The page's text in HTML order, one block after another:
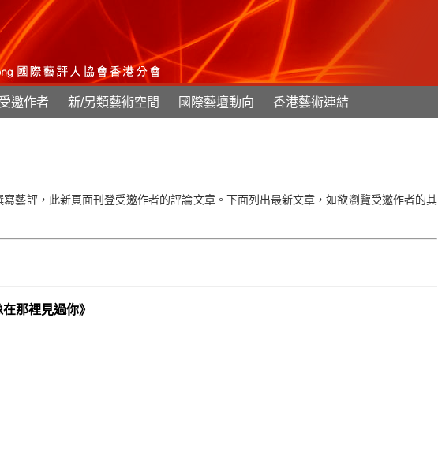
受邀作者 新/另類藝術空間 國際藝壇動向 香港藝術連結
藝評，此新頁面刊登受邀作者的評論文章。下面列出最新文章，如欲瀏覽受邀作者的其
那裡見過你》